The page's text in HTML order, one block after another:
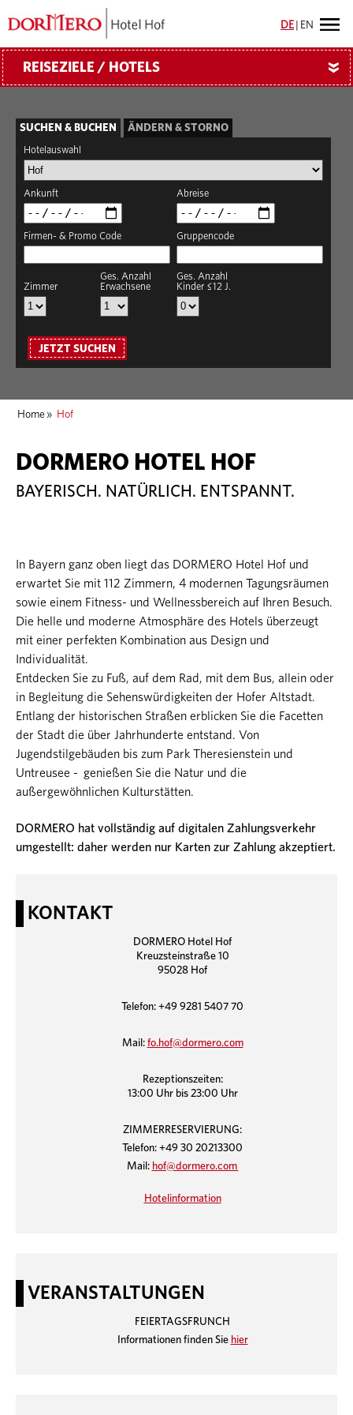
DE EN
REISEZIELE / HOTELS »
SUCHEN & BUCHEN ÄNDERN & STORNO
Hotelauswahl
Ankunft Abreise
Firmen- & Promo Code Gruppencode
Zimmer
Ges. Anzahl
Erwachsene
Ges. Anzahl
Kinder ≤12 J.
JETZT SUCHEN
Home » Hof
DORMERO HOTEL HOF
BAYERISCH. NATÜRLICH. ENTSPANNT.
In Bayern ganz oben liegt das DORMERO Hotel Hof und
erwartet Sie mit 112 Zimmern, 4 modernen Tagungsräumen
sowie einem Fitness- und Wellnessbereich auf Ihren Besuch.
Die helle und moderne Atmosphäre des Hotels überzeugt
mit einer perfekten Kombination aus Design und
Individualität.
Entdecken Sie zu Fuß, auf dem Rad, mit dem Bus, allein oder
in Begleitung die Sehenswürdigkeiten der Hofer Altstadt.
Entlang der historischen Straßen erblicken Sie die Facetten
der Stadt die über Jahrhunderte entstand. Von
Jugendstilgebäuden bis zum Park Theresienstein und
Untreusee - genießen Sie die Natur und die
außergewöhnlichen Kulturstätten.
DORMERO hat vollständig auf digitalen Zahlungsverkehr
umgestellt: daher werden nur Karten zur Zahlung akzeptiert.
KONTAKT
DORMERO Hotel Hof
Kreuzsteinstraße 10
95028 Hof
Telefon: +49 9281 5407 70
Mail: fo.hof@dormero.com
Rezeptionszeiten:
13:00 Uhr bis 23:00 Uhr
ZIMMERRESERVIERUNG:
Telefon: +49 30 20213300
Mail: hof@dormero.com
Hotelinformation
VERANSTALTUNGEN
FEIERTAGSFRUNCH
Informationen finden Sie hier